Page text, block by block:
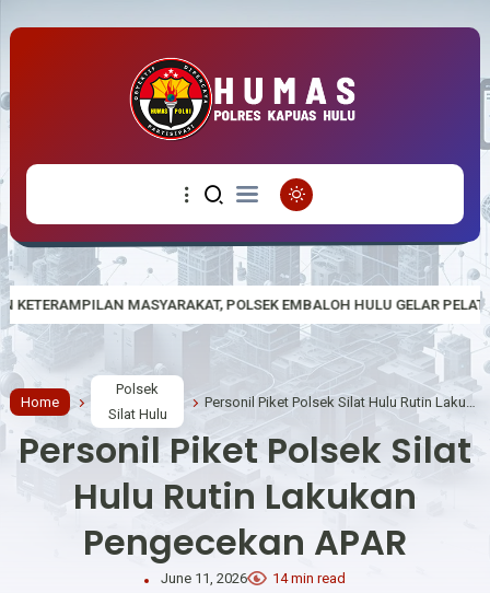
POLSEK EMBALOH HULU GELAR PELATIHAN PEMIPILAN JAGUNG
Home
Polsek
Silat Hulu
Personil Piket Polsek Silat
Hulu Rutin Lakukan
Pengecekan APAR
June 11, 2026 14 min read